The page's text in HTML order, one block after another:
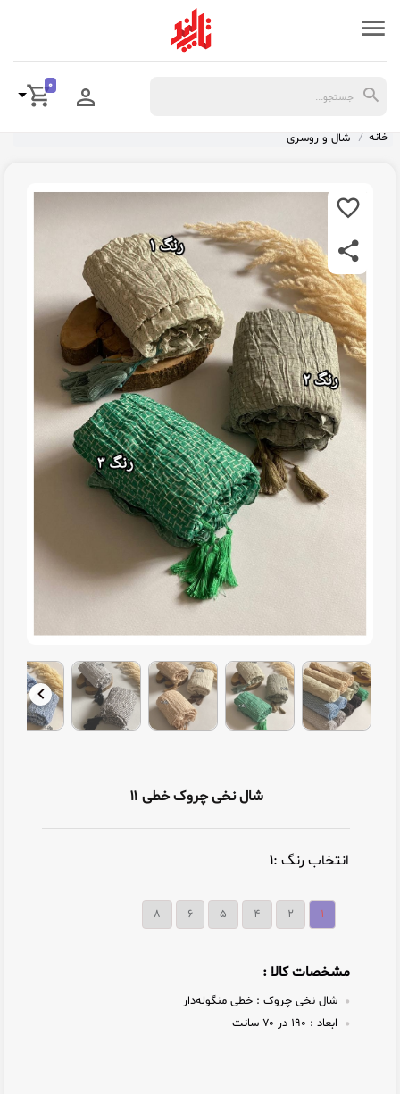
0
خانه شال و روسری
شال نخی چروک خطی ۱۱
انتخاب رنگ :۱
۱ ۲ ۴ ۵ ۶ ۸
مشخصات کالا :
شال نخی چروک : خطی منگوله‌دار
ابعاد :